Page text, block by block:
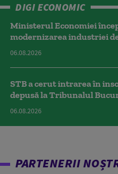
DIGI ECONOMIC
Ministerul Economiei
modernizarea industriei
06.08.2026
STB a cerut intrarea în
depusă la Tribunalul
06.08.2026
PARTENERII